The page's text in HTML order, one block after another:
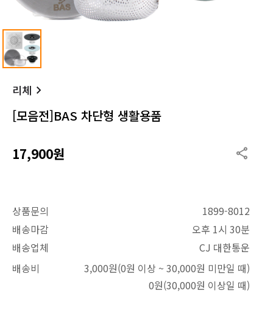
리체
[모음전]BAS 차단형 생활용품
17,900원
상품문의
1899-8012
배송마감
오후 1시 30분
배송업체
CJ 대한통운
배송비
3,000원(0원 이상 ~ 30,000원 미만일 때)
0원(30,000원 이상일 때)